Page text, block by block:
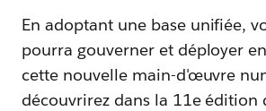
En adoptant une base unifiée,
pourra gouverner et déployer
cette nouvelle main-d'œuvre
découvrirez dans la 11e édition